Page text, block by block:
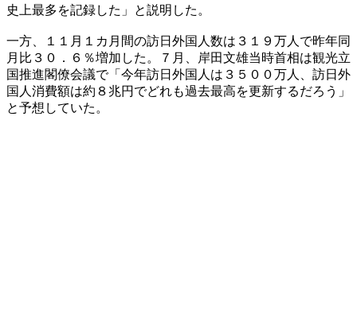
史上最多を記録した」と説明した。
一方、１１月１カ月間の訪日外国人数は３１９万人で昨年同
月比３０．６％増加した。７月、岸田文雄当時首相は観光立
国推進閣僚会議で「今年訪日外国人は３５００万人、訪日外
国人消費額は約８兆円でどれも過去最高を更新するだろう」
と予想していた。